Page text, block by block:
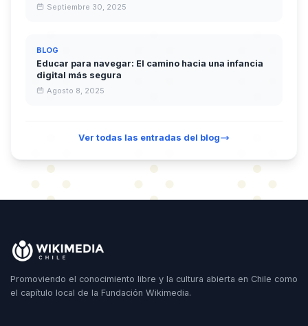
Septiembre 30, 2025
BLOG
Educar para navegar: El camino hacia una infancia
digital más segura
Agosto 8, 2025
Ver todas las entradas del blog
Promoviendo el conocimiento libre y la cultura abierta en Chile como
el capítulo local de la Fundación Wikimedia.